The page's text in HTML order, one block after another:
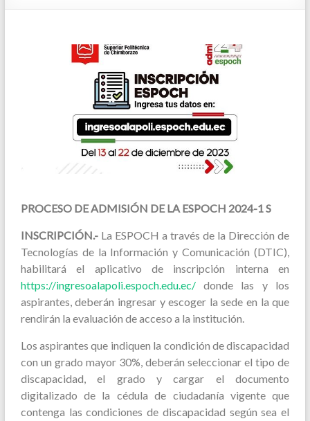
PROCESO DE ADMISIÓN DE LA ESPOCH 2024-1 S
INSCRIPCIÓN.- La ESPOCH a través de la Dirección de
Tecnologías de la Información y Comunicación (DTIC),
habilitará el aplicativo de inscripción interna en
https://ingresoalapoli.espoch.edu.ec/donde las y los
aspirantes, deberán ingresar y escoger la sede en la que
rendirán la evaluación de acceso a la institución.
Los aspirantes que indiquen la condición de discapacidad
con un grado mayor 30%, deberán seleccionar el tipo de
discapacidad, el grado y cargar el documento
digitalizado de la cédula de ciudadanía vigente que
contenga las condiciones de discapacidad según sea el